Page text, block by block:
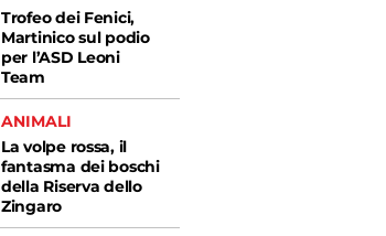
Trofeo dei Fenici,
Martinico sul podio
per l’ASD Leoni
Team
ANIMALI
La volpe rossa, il
fantasma dei boschi
della Riserva dello
Zingaro